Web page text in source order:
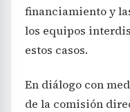
financiamiento y
los equipos
estos casos.
En diálogo con
de la comisión